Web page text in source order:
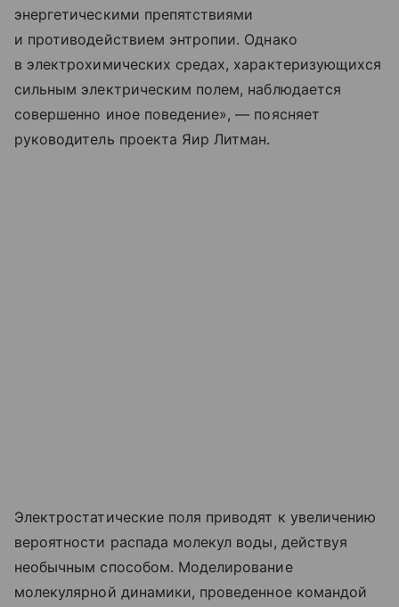
энергетическими препятствиями
и противодействием энтропии. Однако
в электрохимических средах, характеризующихся
сильным электрическим полем, наблюдается
совершенно иное поведение», — поясняет
руководитель проекта Яир Литман.
Электростатические поля приводят к увеличению
вероятности распада молекул воды, действуя
необычным способом. Моделирование
молекулярной динамики, проведенное командой